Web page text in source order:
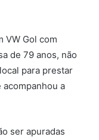
VW Gol com
de 79 anos, não
para prestar
a
ser apuradas